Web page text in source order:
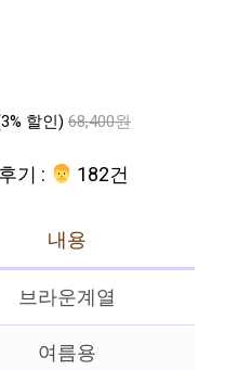
할인) 68,400원
기 : ‍‍ 182건
내용
브라운계열
여름용